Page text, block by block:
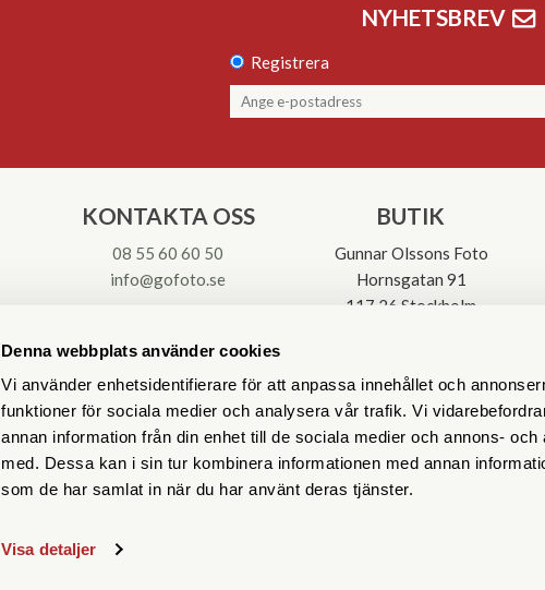
Denna webbplats använder cookies
Vi använder enhetsidentifierare för att anpassa innehållet och
funktioner för sociala medier och analysera vår trafik. Vi
annan information från din enhet till de sociala medier och annons-
med. Dessa kan i sin tur kombinera informationen med annan
som de har samlat in när du har använt deras tjänster.
Visa detaljer
NYHETSBREV
Registrera
KONTAKTA OSS
08 55 60 60 50
info@gofoto.se
BUTIK
Gunnar Olssons Foto
Hornsgatan 91
117 26 Stockholm